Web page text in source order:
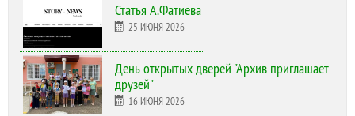
Статья А.Фатиева
25 ИЮНЯ 2026
День открытых дверей "Архив приглашает
друзей"
16 ИЮНЯ 2026